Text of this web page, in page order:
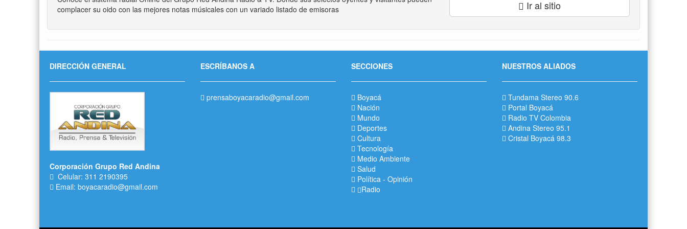
complacer su oido con las mejores notas músicales con un variado listado de emisoras
Ir al sitio
DIRECCIÓN GENERAL
Corporación Grupo Red Andina
Celular: 311 2190395
Email: boyacaradio@gmail.com
ESCRÍBANOS A
prensaboyacaradio@gmail.com
SECCIONES
Boyacá
Nación
Mundo
Deportes
Cultura
Tecnología
Medio Ambiente
Salud
Política - Opinión
Radio
NUESTROS ALIADOS
Tundama Stereo 90.6
Portal Boyacá
Radio TV Colombia
Andina Stereo 95.1
Cristal Boyacá 98.3